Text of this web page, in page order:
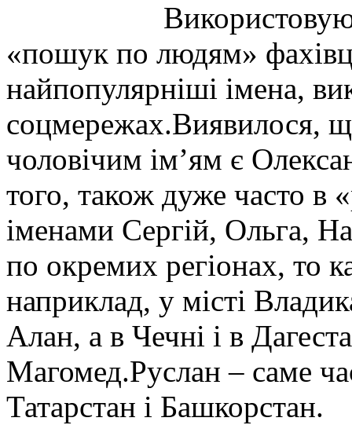
«пошук по людям»
найпопулярніші імена,
соцмережах.Виявилося,
чоловічим ім’ям є
того, також дуже часто в
іменами Сергій, Ольга,
по окремих регіонах, то
наприклад, у місті
Алан, а в Чечні і в
Магомед.Руслан – саме
Татарстан і Башкорстан.